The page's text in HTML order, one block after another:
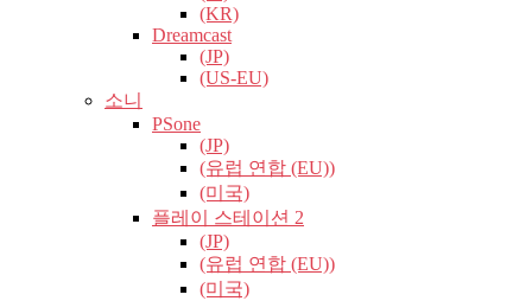
(KR)
Dreamcast
(JP)
(US-EU)
소니
PSone
(JP)
(유럽​​ 연합 (EU))
(미국)
플레이 스테이션 2
(JP)
(유럽​​ 연합 (EU))
(미국)